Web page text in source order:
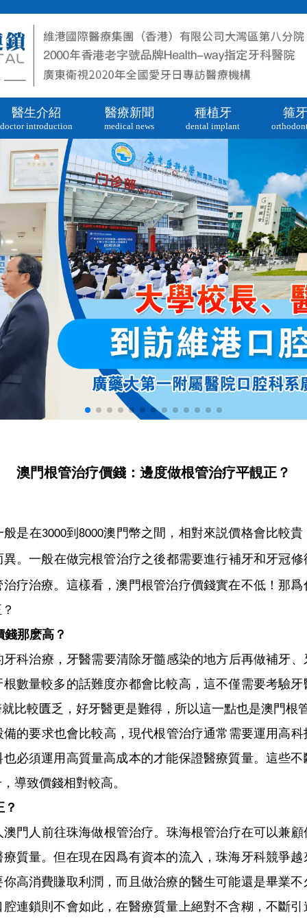
醫生介紹
doctor introduction
醫療新聞
medical news
種植牙
dental implant
箍牙
澳門根管治疗價錢：邊度做根管治疗平靚正？
般是在3000到8000澳門幣之間，相對來説價格會比較
。一般在做完根管治疗之後都需要進行補牙和牙冠
疗治療。這樣看，澳門根管治疗價錢實在不低！那
那麽高？
科治療，牙醫需要清除牙髓感染的地方后再做補牙
數量較多的話難度亦都會比較高，這不僅需要考驗
比較匱乏，好牙醫更是難得，所以這一點也是澳門根
的要求也會比較高，現代根管治疗通常需要運用高
必須運用高質量高成本的才能保證醫療質量。這些
導致價錢相對較高。
門人前往珠海做根管治疗。珠海根管治疗在可以兼
質量。但在現在因爲有資本的流入，珠海牙科競爭
高消費賺取利潤，而且做治療的醫生可能還是畢業
連鎖則不會如此，在醫療質量上絕對不含糊，不斷